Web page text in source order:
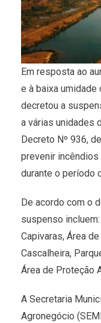
Em resposta ao
e à baixa umidade
decretou a
a várias unidades
Decreto Nº 936,
prevenir
durante o período
De acordo com o
suspenso
Capivaras, Área
Cascalheira,
Área de Proteção
A Secretaria
Agronegócio